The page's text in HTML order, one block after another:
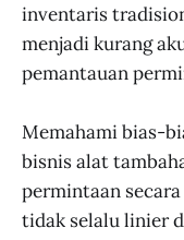
inventaris
menjadi kurang
pemantauan
Memahami bias-
bisnis alat
permintaan
tidak selalu linier